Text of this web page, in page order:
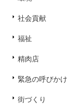
社会貢献
福祉
精肉店
緊急の呼びかけ
街づくり